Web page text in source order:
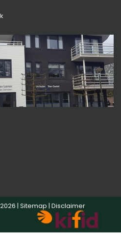
2026 | Sitemap | Disclaimer